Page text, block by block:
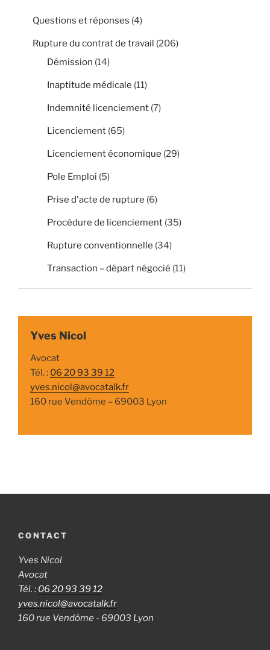
Questions et réponses (4)
Rupture du contrat de travail (206)
Démission (14)
Inaptitude médicale (11)
Indemnité licenciement (7)
Licenciement (65)
Licenciement économique (29)
Pole Emploi (5)
Prise d'acte de rupture (6)
Procédure de licenciement (35)
Rupture conventionnelle (34)
Transaction – départ négocié (11)
Yves Nicol
Avocat
Tél. : 06 20 93 39 12
yves.nicol@avocatalk.fr
160 rue Vendôme – 69003 Lyon
CONTACT
Yves Nicol
Avocat
Tél. : 06 20 93 39 12
yves.nicol@avocatalk.fr
160 rue Vendôme - 69003 Lyon